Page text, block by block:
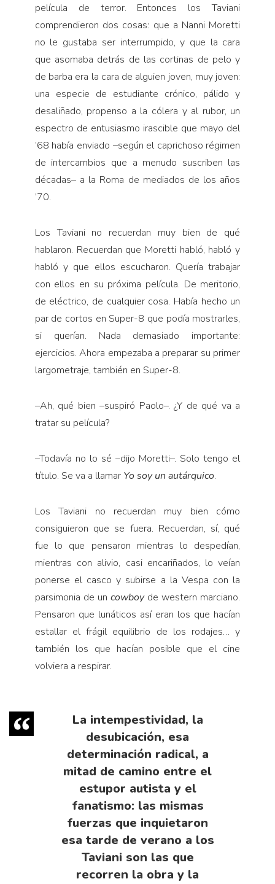
película de terror. Entonces los Taviani
comprendieron dos cosas: que a Nanni Moretti
no le gustaba ser interrumpido, y que la cara
que asomaba detrás de las cortinas de pelo y
de barba era la cara de alguien joven, muy joven:
una especie de estudiante crónico, pálido y
desaliñado, propenso a la cólera y al rubor, un
espectro de entusiasmo irascible que mayo del
’68 había enviado –según el caprichoso régimen
de intercambios que a menudo suscriben las
décadas– a la Roma de mediados de los años
’70.
Los Taviani no recuerdan muy bien de qué
hablaron. Recuerdan que Moretti habló, habló y
habló y que ellos escucharon. Quería trabajar
con ellos en su próxima película. De meritorio,
de eléctrico, de cualquier cosa. Había hecho un
par de cortos en Super-8 que podía mostrarles,
si querían. Nada demasiado importante:
ejercicios. Ahora empezaba a preparar su primer
largometraje, también en Super-8.
–Ah, qué bien –suspiró Paolo–. ¿Y de qué va a
tratar su película?
–Todavía no lo sé –dijo Moretti–. Solo tengo el
título. Se va a llamar Yo soy un autárquico.
Los Taviani no recuerdan muy bien cómo
consiguieron que se fuera. Recuerdan, sí, qué
fue lo que pensaron mientras lo despedían,
mientras con alivio, casi encariñados, lo veían
ponerse el casco y subirse a la Vespa con la
parsimonia de un cowboy de western marciano.
Pensaron que lunáticos así eran los que hacían
estallar el frágil equilibrio de los rodajes… y
también los que hacían posible que el cine
volviera a respirar.
La intempestividad, la
desubicación, esa
determinación radical, a
mitad de camino entre el
estupor autista y el
fanatismo: las mismas
fuerzas que inquietaron
esa tarde de verano a los
Taviani son las que
recorren la obra y la